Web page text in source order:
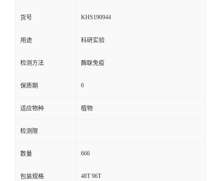
货号 KHS190944
用途 科研实验
检测方法 酶联免疫
保质期 6
适应物种 植物
检测限
数量 666
包装规格 48T 96T